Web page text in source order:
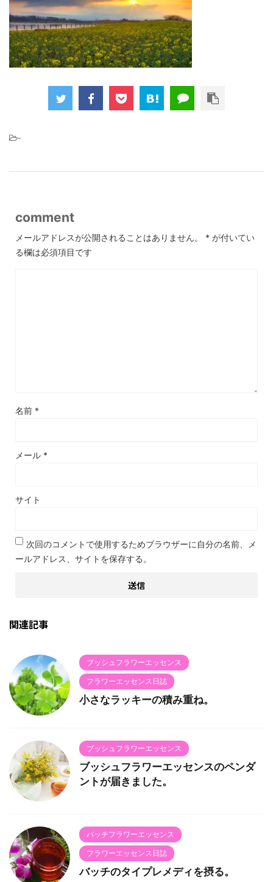
-
comment
メールアドレスが公開されることはありません。 * が付いてい
る欄は必須項目です
名前 *
メール *
サイト
次回のコメントで使用するためブラウザーに自分の名前、メ
ールアドレス、サイトを保存する。
関連記事
ブッシュフラワーエッセンス
フラワーエッセンス日誌
小さなラッキーの積み重ね。
ブッシュフラワーエッセンス
ブッシュフラワーエッセンスのペンダ
ントが届きました。
バッチフラワーエッセンス
フラワーエッセンス日誌
バッチのタイプレメディを摂る。